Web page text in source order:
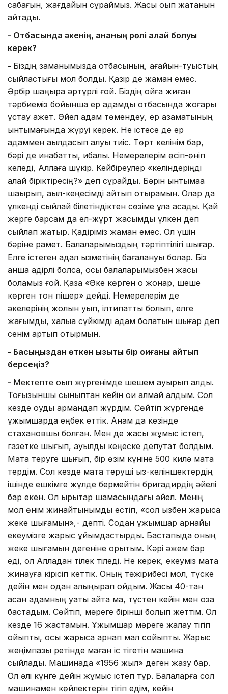
сабағын, жағдайын сұраймыз. Жақсы оқып жатқанын
айтады.
- Отбасында әкенің, ананың рөлі қалай болуы
керек?
- Біздің заманымызда отбасының, ағайын-туыстың
сыйластығы мол болды. Қазір де жаман емес.
Әрбір шаңырақ әртүрлі ғой. Біздің ойға жиған
тәрбиеміз бойынша ер адамды отбасында жоғары
ұстау қажет. Әйел адам төмендеу, ер азаматының
ынтымағында жүруі керек. Не істесе де ер
адаммен ақылдасып алуы тиіс. Төрт келінім бар,
бәрі де инабатты, ибалы. Немерелерім өсіп-өніп
келеді, Аллаға шүкір. Кейбіреулер «келіндеріңді
қалай біріктіресің?» деп сұрайды. Бәрін ынтымаққа
шақырып, ақыл-кеңесімді айтып отырамын. Олар да
үлкенді сыйлай білетіндіктен сөзіме құлақ асады. Қай
жерге барсам да ел-жұрт жасымды үлкен деп
сыйлап жатыр. Қадіріміз жаман емес. Ол үшін
бәріне рақмет. Балаларымыздың тәртіптілігі шығар.
Елге істеген адал қызметінің бағалануы болар. Біз
қанша қадірлі болсақ, осы балаларымызбен жақсы
боламыз ғой. Қазақ «Әке көрген оқ жонар, шеше
көрген тон пішер» дейді. Немерелерім де
әкелерінің жолын қуып, ілтипатты болып, елге
жағымды, халыққа сүйкімді адам болатын шығар деп
сенім артып отырмын.
- Басыңыздан өткен қызықты бір оқиғаны айтып
берсеңіз?
- Мектепте оқып жүргенімде шешем ауырып қалды.
Тоғызыншы сыныптан кейін оқи алмай қалдым. Сол
кезде оқуды армандап жүрдім. Сөйтіп жүргенде
ұжымшарда еңбек еттік. Анам да кезінде
стахановшы болған. Мен де жақсы жұмыс істеп,
газетке шығып, ауылдық кеңеске депутат болдым.
Мақта теруге шығып, бір өзім күніне 500 килә мақта
тердім. Сол кезде мақта теруші қыз-келіншектердің
ішінде ешкімге жүлде бермейтін бригадирдің әйелі
бар екен. Ол қырықтар шамасындағы әйел. Менің
мол өнім жинайтынымды естіп, «сол қызбен жарысқа
жеке шығамын»,- депті. Содан ұжымшар арнайы
екеумізге жарыс ұйымдастырды. Бастапқыда оның
жеке шығамын дегеніне қорықтым. Кәрі әжем бар
еді, ол Алладан тілек тіледі. Не керек, екеуміз мақта
жинауға кірісіп кеттік. Оның тәжірибесі мол, түске
дейін мен одан қалыңқырап қойдым. Жасы 40-тан
асқан адамның қуаты қайта ма, түстен кейін мен оза
бастадым. Сөйтіп, мәреге бірінші болып жеттім. Ол
кезде 16 жастамын. Ұжымшар мәреге жалау тігіп
қойыпты, осы жарысқа арнап мал сойыпты. Жарыс
жеңімпазы ретінде маған іс тігетін машина
сыйлады. Машинада «1956 жыл» деген жазу бар.
Ол әлі күнге дейін жұмыс істеп тұр. Балаларға сол
машинамен көйлектерін тігіп едім, кейін